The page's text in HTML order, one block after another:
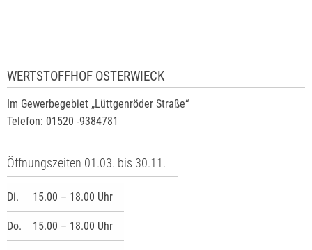
WERTSTOFFHOF OSTERWIECK
Im Gewerbegebiet „Lüttgenröder Straße“
Telefon: 01520 -9384781
Öffnungszeiten 01.03. bis 30.11.
Di. 15.00 – 18.00 Uhr
Do. 15.00 – 18.00 Uhr